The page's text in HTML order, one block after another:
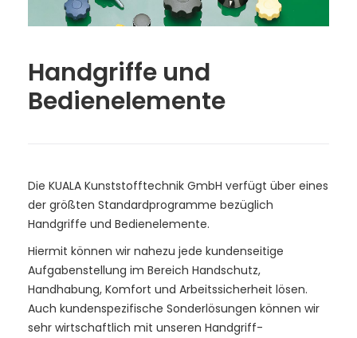
Handgriffe und
Bedienelemente
Die KUALA Kunststofftechnik GmbH verfügt über eines
der größten Standardprogramme bezüglich
Handgriffe und Bedienelemente.
Hiermit können wir nahezu jede kundenseitige
Aufgabenstellung im Bereich Handschutz,
Handhabung, Komfort und Arbeitssicherheit lösen.
Auch kundenspezifische Sonderlösungen können wir
sehr wirtschaftlich mit unseren Handgriff-